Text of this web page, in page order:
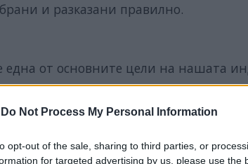
Do Not Process My Personal Information
opt-out of the sale, sharing to third parties, or
for targeted advertising by us, please use the
и разказани правилно.
от основните цели на нашата
да играят решаваща роля в този
да откроя пет цели, които да ни
мултикултурна